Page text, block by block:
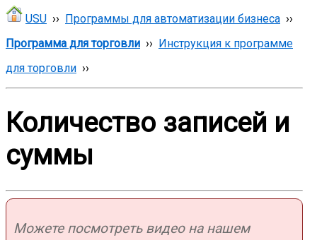
USU ›› Программы для автоматизации бизнеса ››
Программа для торговли ›› Инструкция к программе
для торговли ››
Количество записей и
суммы
Можете посмотреть видео на нашем